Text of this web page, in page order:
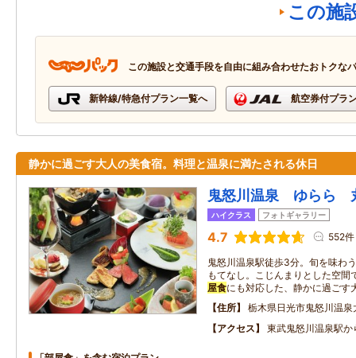
この施
この施設と交通手段を自由に組み合わせたおトクな
新幹線/特急付プラン一覧へ 航空券付プラ
静かに過ごす大人の美食宿。料理と温泉に満たされる休日
鬼怒川温泉 ゆらら
ハイクラス フォトギャラリー
4.7 552件
鬼怒川温泉駅徒歩3分。旬を味わ
もてなし。こじんまりとした空間
屋食にも対応した、静かに過ごす
住所
栃木県日光市鬼怒川温
アクセス
東武鬼怒川温泉駅